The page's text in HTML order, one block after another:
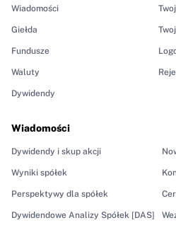
Wiadomości
Giełda
Fundusze
Waluty
Dywidendy
Wiadomości
Dywidendy i skup akcji
Wyniki spółek
Perspektywy dla spółek
Dywidendowe Analizy Spółek [DAS]